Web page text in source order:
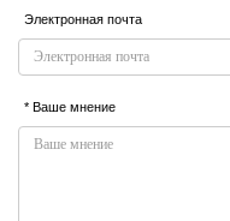
Электронная почта
* Ваше мнение